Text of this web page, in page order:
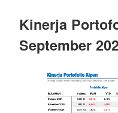
Kinerja
September